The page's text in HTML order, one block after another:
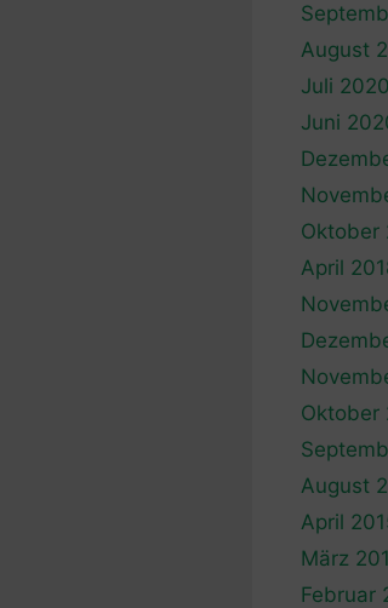
August
Juli 2020
Juni
Oktober
April
Oktober
August
April
März
Februar